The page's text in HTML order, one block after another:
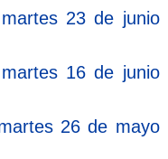
23 de junio
16 de junio
26 de mayo